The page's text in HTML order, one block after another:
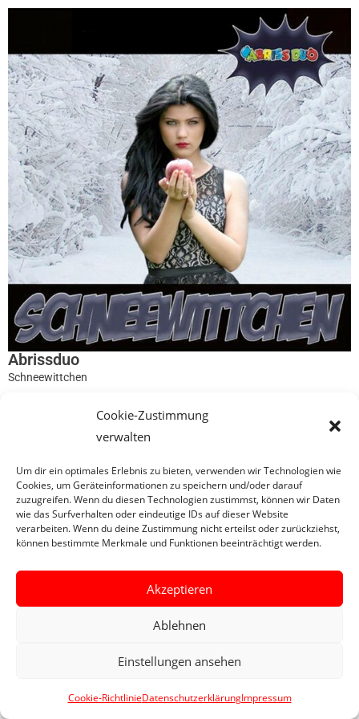
Cookie-Zustimmung
verwalten
Um dir ein optimales Erlebnis zu bieten, verwenden wir Technologien wie
Cookies, um Geräteinformationen zu speichern und/oder darauf
zuzugreifen. Wenn du diesen Technologien zustimmst, können wir Daten
wie das Surfverhalten oder eindeutige IDs auf dieser Website
verarbeiten. Wenn du deine Zustimmung nicht erteilst oder zurückziehst,
können bestimmte Merkmale und Funktionen beeinträchtigt werden.
Akzeptieren
Ablehnen
Einstellungen ansehen
Cookie-RichtlinieDatenschutzerklärungImpressum
Abrissduo
Schneewittchen